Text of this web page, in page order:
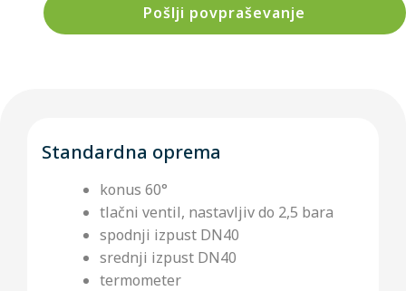
Pošlji povpraševanje
Standardna oprema
konus 60°
tlačni ventil, nastavljiv do 2,5 bara
spodnji izpust DN40
srednji izpust DN40
termometer